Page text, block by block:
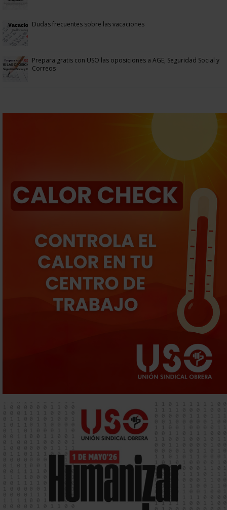
Dudas frecuentes sobre las vacaciones
Prepara gratis con USO las oposiciones a AGE, Seguridad Social y
Correos